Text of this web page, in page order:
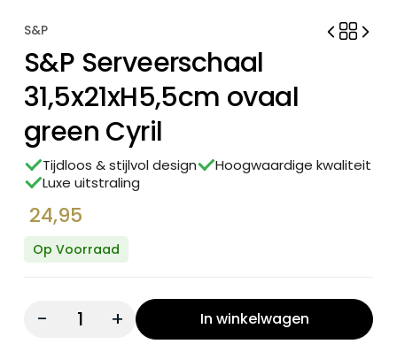
S&P
S&P Serveerschaal
31,5x21xH5,5cm ovaal
green Cyril
Tijdloos & stijlvol design
Hoogwaardige kwaliteit
Luxe uitstraling
24,95
Op Voorraad
Quantity: In winkelwagen